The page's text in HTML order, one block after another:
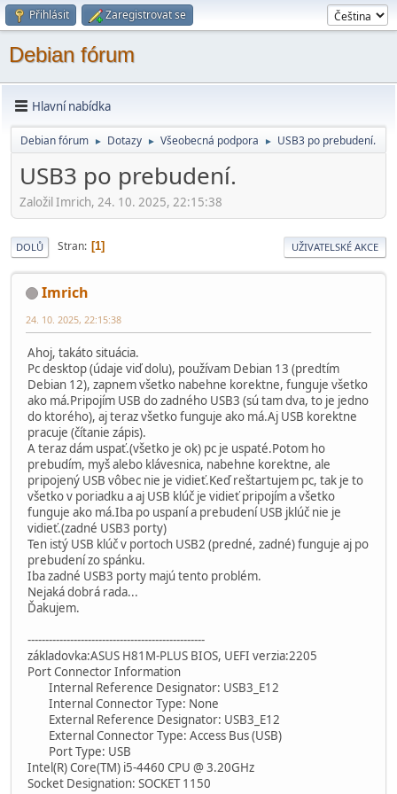
Přihlásit Zaregistrovat se
Debian fórum
Hlavní nabídka
Debian fórum ► Dotazy ► Všeobecná podpora ► USB3 po prebudení.
USB3 po prebudení.
Založil Imrich, 24. 10. 2025, 22:15:38
DOLŮ Stran 1 UŽIVATELSKÉ AKCE
Imrich
24. 10. 2025, 22:15:38
Ahoj, takáto situácia.
Pc desktop (údaje viď dolu), používam Debian 13 (predtím
Debian 12), zapnem všetko nabehne korektne, funguje všetko
ako má.Pripojím USB do zadného USB3 (sú tam dva, to je jedno
do ktorého), aj teraz všetko funguje ako má.Aj USB korektne
pracuje (čítanie zápis).
A teraz dám uspať.(všetko je ok) pc je uspaté.Potom ho
prebudím, myš alebo klávesnica, nabehne korektne, ale
pripojený USB vôbec nie je vidieť.Keď reštartujem pc, tak je to
všetko v poriadku a aj USB klúč je vidieť pripojím a všetko
funguje ako má.Iba po uspaní a prebudení USB jklúč nie je
vidieť.(zadné USB3 porty)
Ten istý USB klúč v portoch USB2 (predné, zadné) funguje aj po
prebudení zo spánku.
Iba zadné USB3 porty majú tento problém.
Nejaká dobrá rada...
Ďakujem.
--------------------------------------------------
základovka:ASUS H81M-PLUS BIOS, UEFI verzia:2205
Port Connector Information
Internal Reference Designator: USB3_E12
Internal Connector Type: None
External Reference Designator: USB3_E12
External Connector Type: Access Bus (USB)
Port Type: USB
Intel(R) Core(TM) i5-4460 CPU @ 3.20GHz
Socket Designation: SOCKET 1150